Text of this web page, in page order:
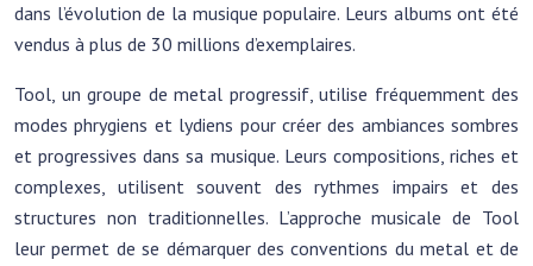
dans l’évolution de la musique populaire. Leurs albums ont été
vendus à plus de 30 millions d’exemplaires.
Tool, un groupe de metal progressif, utilise fréquemment des
modes phrygiens et lydiens pour créer des ambiances sombres
et progressives dans sa musique. Leurs compositions, riches et
complexes, utilisent souvent des rythmes impairs et des
structures non traditionnelles. L’approche musicale de Tool
leur permet de se démarquer des conventions du metal et de